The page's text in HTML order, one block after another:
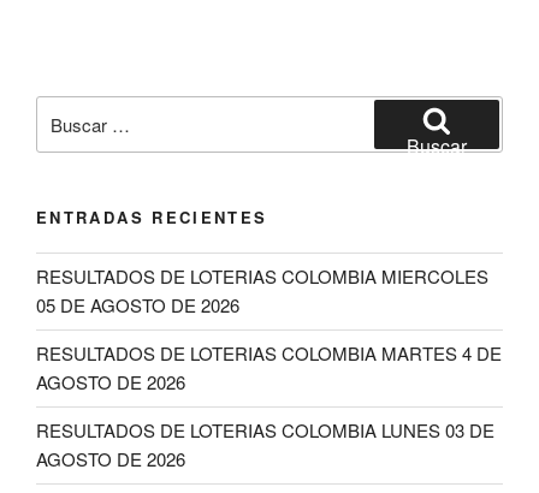
por:
Buscar
ENTRADAS RECIENTES
RESULTADOS DE LOTERIAS COLOMBIA MIERCOLES
05 DE AGOSTO DE 2026
RESULTADOS DE LOTERIAS COLOMBIA MARTES 4 DE
AGOSTO DE 2026
RESULTADOS DE LOTERIAS COLOMBIA LUNES 03 DE
AGOSTO DE 2026